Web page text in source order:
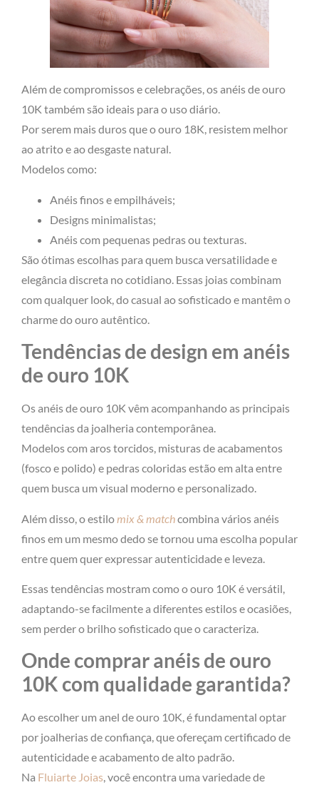
Além de compromissos e celebrações, os anéis de ouro
10K também são ideais para o uso diário.
Por serem mais duros que o ouro 18K, resistem melhor
ao atrito e ao desgaste natural.
Modelos como:
Anéis finos e empilháveis;
Designs minimalistas;
Anéis com pequenas pedras ou texturas.
São ótimas escolhas para quem busca versatilidade e
elegância discreta no cotidiano. Essas joias combinam
com qualquer look, do casual ao sofisticado e mantêm o
charme do ouro autêntico.
Tendências de design em anéis
de ouro 10K
Os anéis de ouro 10K vêm acompanhando as principais
tendências da joalheria contemporânea.
Modelos com aros torcidos, misturas de acabamentos
(fosco e polido) e pedras coloridas estão em alta entre
quem busca um visual moderno e personalizado.
Além disso, o estilo mix & matchcombina vários anéis
finos em um mesmo dedo se tornou uma escolha popular
entre quem quer expressar autenticidade e leveza.
Essas tendências mostram como o ouro 10K é versátil,
adaptando-se facilmente a diferentes estilos e ocasiões,
sem perder o brilho sofisticado que o caracteriza.
Onde comprar anéis de ouro
10K com qualidade garantida?
Ao escolher um anel de ouro 10K, é fundamental optar
por joalherias de confiança, que ofereçam certificado de
autenticidade e acabamento de alto padrão.
Na Fluiarte Joias, você encontra uma variedade de